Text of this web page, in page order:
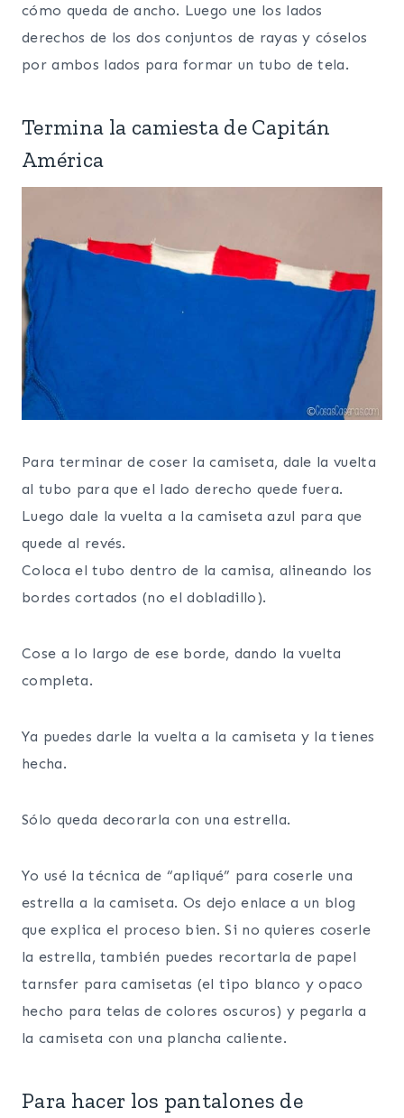
cómo queda de ancho. Luego une los lados
derechos de los dos conjuntos de rayas y cóselos
por ambos lados para formar un tubo de tela.
Termina la camiesta de Capitán
América
Para terminar de coser la camiseta, dale la vuelta
al tubo para que el lado derecho quede fuera.
Luego dale la vuelta a la camiseta azul para que
quede al revés.
Coloca el tubo dentro de la camisa, alineando los
bordes cortados (no el dobladillo).
Cose a lo largo de ese borde, dando la vuelta
completa.
Ya puedes darle la vuelta a la camiseta y la tienes
hecha.
Sólo queda decorarla con una estrella.
Yo usé la técnica de “apliqué” para coserle una
estrella a la camiseta. Os dejo enlace a un blog
que explica el proceso bien. Si no quieres coserle
la estrella, también puedes recortarla de papel
tarnsfer para camisetas (el tipo blanco y opaco
hecho para telas de colores oscuros) y pegarla a
la camiseta con una plancha caliente.
Para hacer los pantalones de